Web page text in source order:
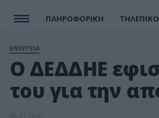
ΠΛΗΡΟΦΟΡΙΚΗ
ΕΝΕΡΓΕΙΑ
Ο ΔΕΔΔΗΕ
του για την
06.07.2026